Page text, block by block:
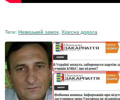
Теги: Невицький замок Хресна дорога